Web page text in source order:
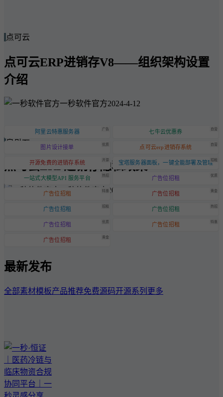
点可云
点可云ERP进销存V8——组织架构设置
介绍
一秒软件官方2024-4-12
点可云
点可云ERP进销存隐私政策
一秒软件官方2024-6-20
阿里云特惠服务器 广告 七牛云优惠券 自营
图片设计接单 优质 点可云erp进销存系统 自营
开源免费的进销存系统 开源 宝塔服务器面板，一键全能部署及管理招租
一站式大模型API 服务平台 热招 广告位招租 优质
广告位招租 特惠 广告位招租 黄金
广告位招租 招租 广告位招租 热招
广告位招租 优质 广告位招租 特惠
广告位招租 黄金
最新发布
全部素材模板产品推荐免费源码开源系列 更多